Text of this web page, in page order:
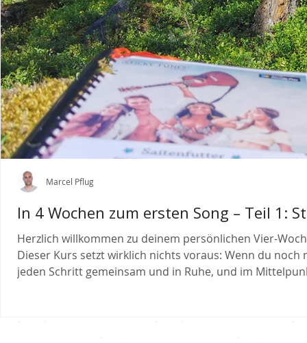
In 4 Wochen zum ersten Song – Teil 1:
Herzlich willkommen zu deinem persönlichen Vier-
Dieser Kurs setzt wirklich nichts voraus: Wenn du
jeden Schritt gemeinsam und in Ruhe, und im
Marcel Pflug